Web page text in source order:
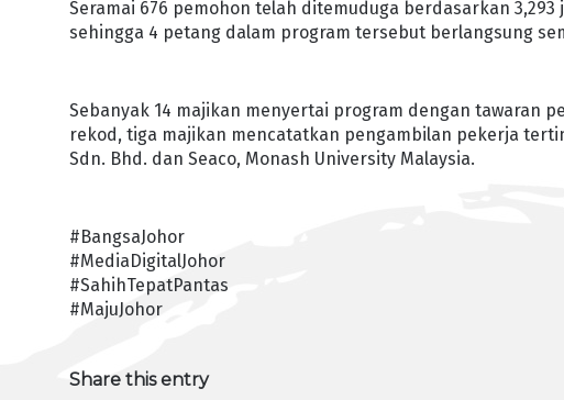
Seramai 676 pemohon telah ditemuduga berdasarkan
sehingga 4 petang dalam program tersebut berlangsung
Sebanyak 14 majikan menyertai program dengan tawaran
rekod, tiga majikan mencatatkan pengambilan pekerja
Sdn. Bhd. dan Seaco, Monash University Malaysia.
#BangsaJohor
#MediaDigitalJohor
#SahihTepatPantas
#MajuJohor
Share this entry